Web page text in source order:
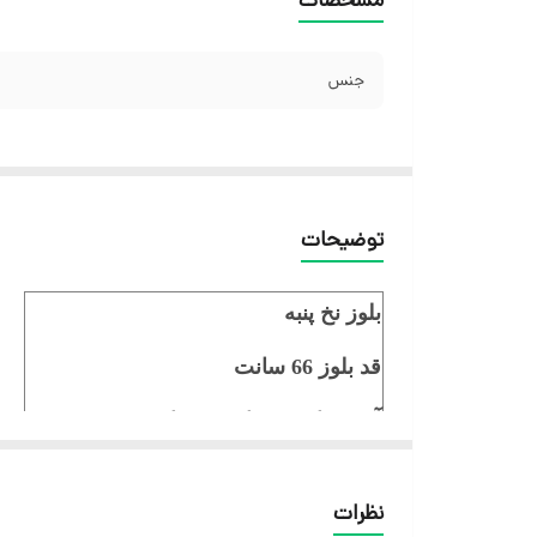
جنس
توضیحات
بلوز نخ پنبه
قد بلوز 66 سانت
جنس نخ پنبه
نظرات